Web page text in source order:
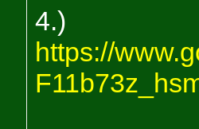
4.)
https://